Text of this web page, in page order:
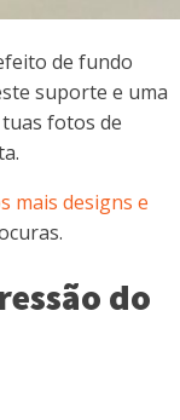
de fundo
suporte e uma
fotos de
mais designs e
do